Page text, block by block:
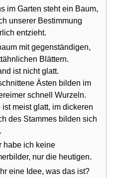
im Garten steht ein Baum,
unserer Bestimmung
entzieht.
mit gegenständigen,
Blättern.
ist nicht glatt.
Ästen bilden im
schnell Wurzeln.
ist meist glatt, im dickeren
des Stammes bilden sich
habe ich keine
nur die heutigen.
eine Idee, was das ist?